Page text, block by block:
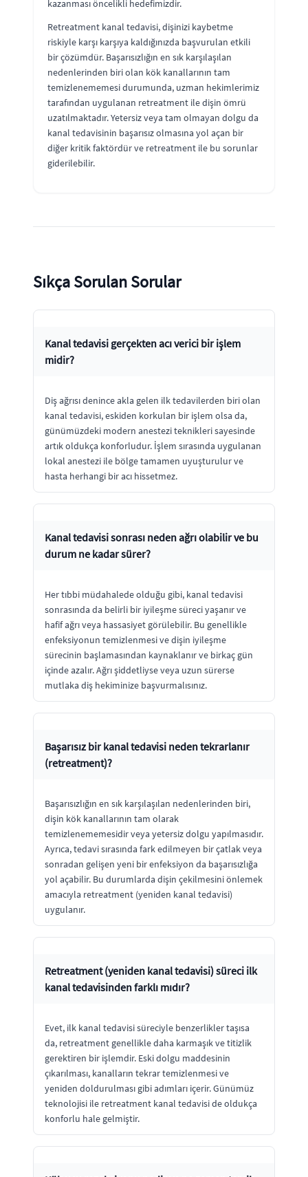
kazanması öncelikli hedefimizdir.
Retreatment kanal tedavisi, dişinizi kaybetme
riskiyle karşı karşıya kaldığınızda başvurulan etkili
bir çözümdür. Başarısızlığın en sık karşılaşılan
nedenlerinden biri olan kök kanallarının tam
temizlenememesi durumunda, uzman hekimlerimiz
tarafından uygulanan retreatment ile dişin ömrü
uzatılmaktadır. Yetersiz veya tam olmayan dolgu da
kanal tedavisinin başarısız olmasına yol açan bir
diğer kritik faktördür ve retreatment ile bu sorunlar
giderilebilir.
Sıkça Sorulan Sorular
Kanal tedavisi gerçekten acı verici bir işlem
midir?
Diş ağrısı denince akla gelen ilk tedavilerden biri olan
kanal tedavisi, eskiden korkulan bir işlem olsa da,
günümüzdeki modern anestezi teknikleri sayesinde
artık oldukça konforludur. İşlem sırasında uygulanan
lokal anestezi ile bölge tamamen uyuşturulur ve
hasta herhangi bir acı hissetmez.
Kanal tedavisi sonrası neden ağrı olabilir ve bu
durum ne kadar sürer?
Her tıbbi müdahalede olduğu gibi, kanal tedavisi
sonrasında da belirli bir iyileşme süreci yaşanır ve
hafif ağrı veya hassasiyet görülebilir. Bu genellikle
enfeksiyonun temizlenmesi ve dişin iyileşme
sürecinin başlamasından kaynaklanır ve birkaç gün
içinde azalır. Ağrı şiddetliyse veya uzun sürerse
mutlaka diş hekiminize başvurmalısınız.
Başarısız bir kanal tedavisi neden tekrarlanır
(retreatment)?
Başarısızlığın en sık karşılaşılan nedenlerinden biri,
dişin kök kanallarının tam olarak
temizlenememesidir veya yetersiz dolgu yapılmasıdır.
Ayrıca, tedavi sırasında fark edilmeyen bir çatlak veya
sonradan gelişen yeni bir enfeksiyon da başarısızlığa
yol açabilir. Bu durumlarda dişin çekilmesini önlemek
amacıyla retreatment (yeniden kanal tedavisi)
uygulanır.
Retreatment (yeniden kanal tedavisi) süreci ilk
kanal tedavisinden farklı mıdır?
Evet, ilk kanal tedavisi süreciyle benzerlikler taşısa
da, retreatment genellikle daha karmaşık ve titizlik
gerektiren bir işlemdir. Eski dolgu maddesinin
çıkarılması, kanalların tekrar temizlenmesi ve
yeniden doldurulması gibi adımları içerir. Günümüz
teknolojisi ile retreatment kanal tedavisi de oldukça
konforlu hale gelmiştir.